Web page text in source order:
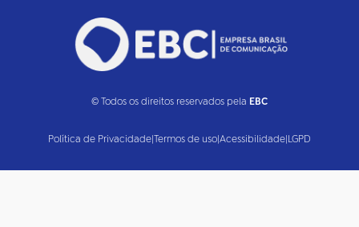
© Todos os direitos reservados pela EBC
Política de Privacidade|Termos de uso|Acessibilidade|LGPD